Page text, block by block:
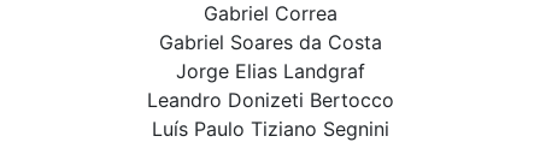
Gabriel Correa
Gabriel Soares da Costa
Jorge Elias Landgraf
Leandro Donizeti Bertocco
Luís Paulo Tiziano Segnini